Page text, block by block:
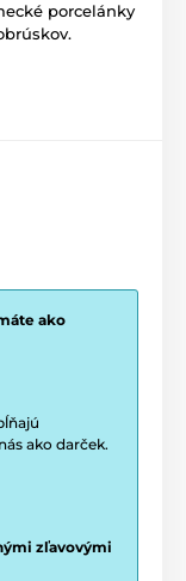
porcelánky
ako
ako darček.
zľavovými